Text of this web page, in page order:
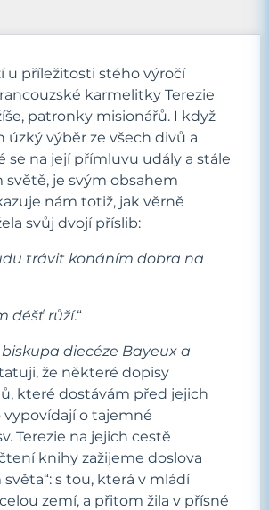
u příležitosti stého výročí
karmelitky Terezie
patronky misionářů. I když
úzký výběr ze všech divů a
se na její přímluvu udály a stále
světě, je svým obsahem
nám totiž, jak věrně
svůj dvojí příslib:
trávit konáním dobra na
déšť růží.“
diecéze Bayeux a
že některé dopisy
které dostávám před jejich
o tajemné
Terezie na jejich cestě
knihy zažijeme doslova
s tou, která v mládí
zemí, a přitom žila v přísné